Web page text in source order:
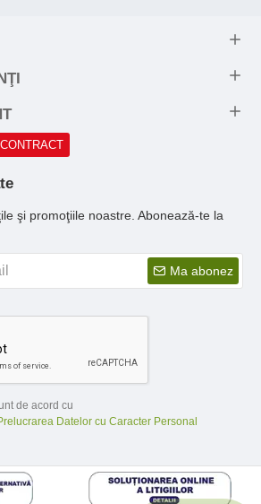
şi promoţiile noastre. Abonează-te la
Ma abonez
de acord cu
Datelor cu Caracter Personal